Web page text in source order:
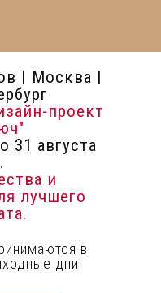
в
дни
| Москва |
проект
31 августа
и
лучшего